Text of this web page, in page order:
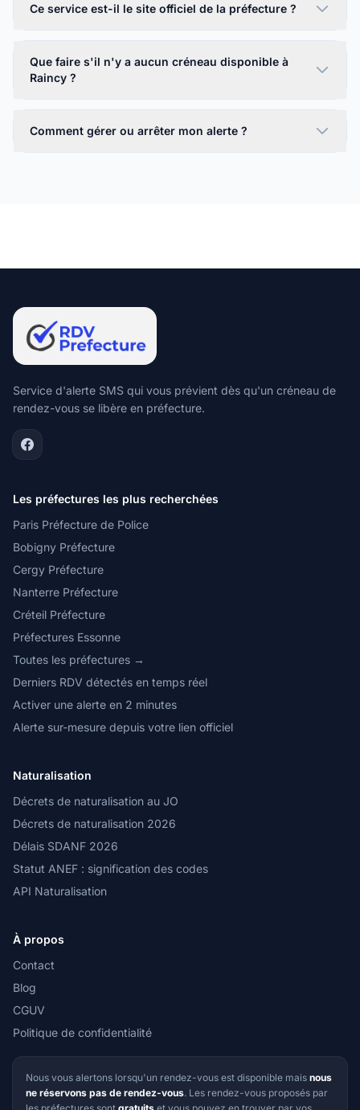
Ce service est-il le site officiel de la préfecture ?
Que faire s'il n'y a aucun créneau disponible à
Raincy ?
Comment gérer ou arrêter mon alerte ?
Service d'alerte SMS qui vous prévient dès qu'un créneau de
rendez-vous se libère en préfecture.
Les préfectures les plus recherchées
Paris Préfecture de Police
Bobigny Préfecture
Cergy Préfecture
Nanterre Préfecture
Créteil Préfecture
Préfectures Essonne
Toutes les préfectures →
Derniers RDV détectés en temps réel
Activer une alerte en 2 minutes
Alerte sur-mesure depuis votre lien officiel
Naturalisation
Décrets de naturalisation au JO
Décrets de naturalisation 2026
Délais SDANF 2026
Statut ANEF : signification des codes
API Naturalisation
À propos
Contact
Blog
CGUV
Politique de confidentialité
Nous vous alertons lorsqu'un rendez-vous est disponible mais nous
ne réservons pas de rendez-vous. Les rendez-vous proposés par